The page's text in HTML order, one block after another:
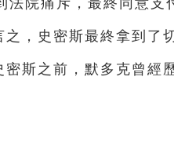
之，史密斯最終拿到了
密斯之前，默多克曾經